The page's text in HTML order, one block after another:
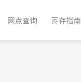
网点查询 寄存指南